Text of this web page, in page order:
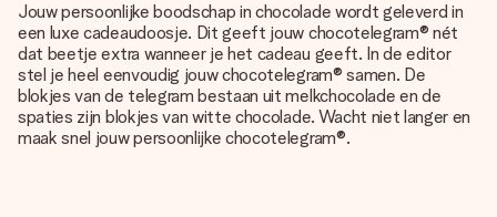
Jouw persoonlijke boodschap in chocolade wordt geleverd in
een luxe cadeaudoosje. Dit geeft jouw chocotelegram® nét
dat beetje extra wanneer je het cadeau geeft. In de editor
stel je heel eenvoudig jouw chocotelegram® samen. De
blokjes van de telegram bestaan uit melkchocolade en de
spaties zijn blokjes van witte chocolade. Wacht niet langer en
maak snel jouw persoonlijke chocotelegram®.